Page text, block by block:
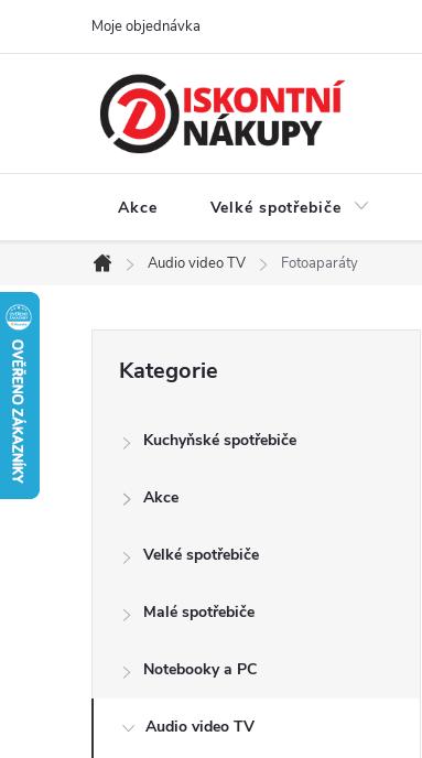
Moje objednávka
Akce Velké spotřebiče
Domů
Audio video TV Fotoaparáty
n
kategorie
Kategorie
Kuchyňské spotřebiče
Akce
Velké spotřebiče
Malé spotřebiče
Notebooky a PC
Audio video TV